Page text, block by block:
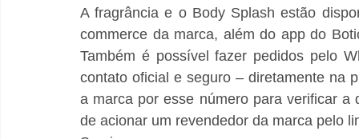
A fragrância e o Body Splash estão
commerce da marca, além do app do
Também é possível fazer pedidos pelo
contato oficial e seguro – diretamente na
a marca por esse número para verificar
de acionar um revendedor da marca pelo